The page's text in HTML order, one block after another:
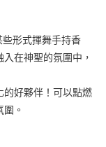
形式揮舞手持香
在神聖的氛圍中，
的好夥伴！可以點燃
。